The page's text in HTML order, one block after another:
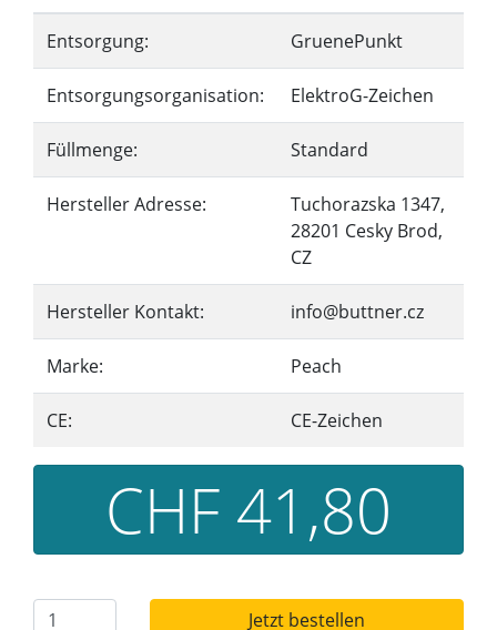
Entsorgung: GruenePunkt
Entsorgungsorganisation: ElektroG-Zeichen
Füllmenge: Standard
Hersteller Adresse:
Tuchorazska 1347,
28201 Cesky Brod,
CZ
Hersteller Kontakt: info@buttner.cz
Marke: Peach
CE: CE-Zeichen
CHF 41,80
Jetzt bestellen